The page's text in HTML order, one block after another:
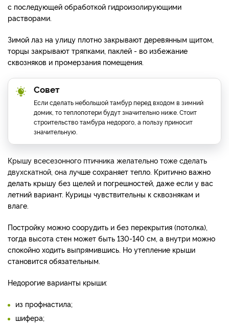
с последующей обработкой гидроизолирующими
растворами.
Зимой лаз на улицу плотно закрывают деревянным щитом,
торцы закрывают тряпками, паклей - во избежание
сквозняков и промерзания помещения.
Совет
Если сделать небольшой тамбур перед входом в зимний
домик, то теплопотери будут значительно ниже. Стоит
строительство тамбура недорого, а пользу приносит
значительную.
Крышу всесезонного птичника желательно тоже сделать
двухскатной, она лучше сохраняет тепло. Критично важно
делать крышу без щелей и погрешностей, даже если у вас
летний вариант. Курицы чувствительны к сквознякам и
влаге.
Постройку можно соорудить и без перекрытия (потолка),
тогда высота стен может быть 130-140 см, а внутри можно
спокойно ходить выпрямившись. Но утепление крыши
становится обязательным.
Недорогие варианты крыши:
из профнастила;
шифера;